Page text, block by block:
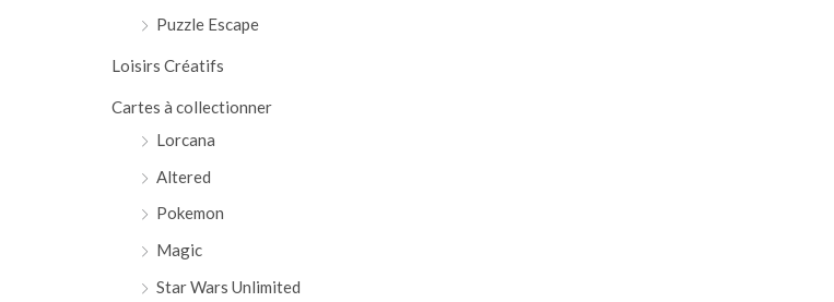
Puzzle Escape
Loisirs Créatifs
Cartes à collectionner
Lorcana
Altered
Pokemon
Magic
Star Wars Unlimited